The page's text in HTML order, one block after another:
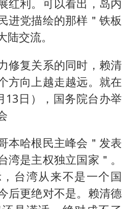
红利。可以看出，岛内
进党描绘的那样＂铁板
交流。
修复关系的同时，赖清
方向上越走越远。就在
13日），国务院台办举
本哈根民主峰会＂发表
湾是主权独立国家＂。
台湾从来不是一个国
后更绝对不是。赖清德